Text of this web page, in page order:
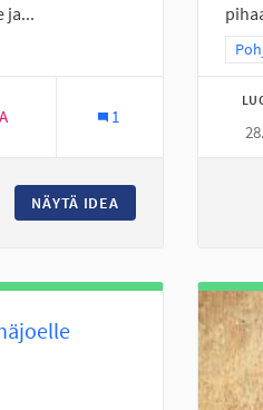
ja...
Seinäjoki
1
NÄYTÄ IDEA